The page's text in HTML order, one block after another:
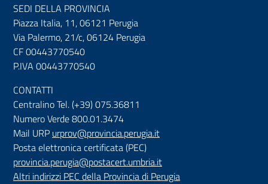
SEDI DELLA PROVINCIA
Piazza Italia, 11, 06121 Perugia
Via Palermo, 21/c, 06124 Perugia
CF 00443770540
P.IVA 00443770540
CONTATTI
Centralino Tel. (+39) 075.36811
Numero Verde 800.01.3474
Mail URP urprov@provincia.perugia.it
Posta elettronica certificata (PEC)
provincia.perugia@postacert.umbria.it
Altri indirizzi PEC della Provincia di Perugia